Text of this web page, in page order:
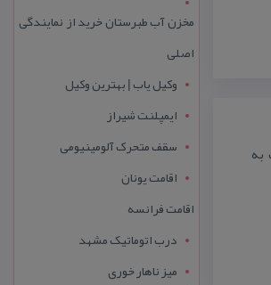
به
مخزن آب طبرستان خرید از نمایندگی
اصلی
وکیل یاب | بهترین وکیل
ایمپلنت شیراز
سقف متحرک آلومینیومی
اقامت یونان
اقامت فرانسه
درب اتوماتیک مشهد
میز ناهار خوری